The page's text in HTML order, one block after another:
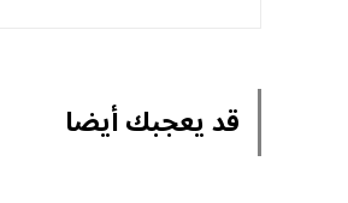
قد يعجبك أيضا